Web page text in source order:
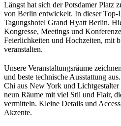
Längst hat sich der Potsdamer Platz
von Berlin entwickelt. In dieser Top-
Tagungshotel Grand Hyatt Berlin.
Kongresse, Meetings und
Feierlichkeiten und Hochzeiten, mit
veranstalten.
Unsere Veranstaltungsräume
und beste technische Ausstattung
Chi aus New York und
neun Räume mit viel Stil und Flair,
vermitteln. Kleine Details und
Akzente.